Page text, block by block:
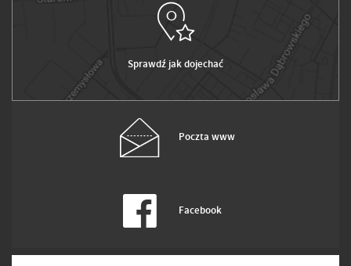
Sprawdź jak dojechać
Poczta www
Facebook